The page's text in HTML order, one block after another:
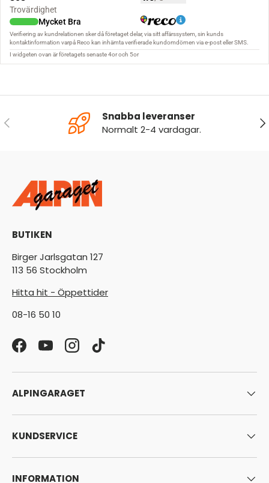
FÖREGÅENDE
Snabba leveranser
Normalt 2-4 vardagar.
BUTIKEN
Birger Jarlsgatan 127
113 56 Stockholm
Hitta hit - Öppettider
08-16 50 10
FacebookYouTubeInstagram
TikTok
ALPINGARAGET
KUNDSERVICE
INFORMATION